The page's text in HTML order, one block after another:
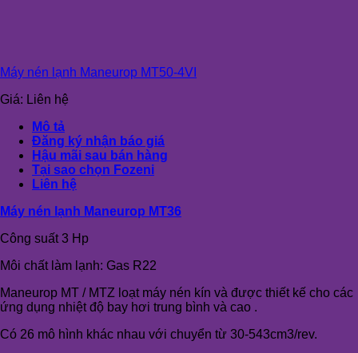
Máy nén lạnh Maneurop MT50-4VI
Giá: Liên hệ
Mô tả
Đăng ký nhận báo giá
Hậu mãi sau bán hàng
Tại sao chọn Fozeni
Liên hệ
Máy nén lạnh Maneurop MT36
Công suất 3 Hp
Môi chất làm lạnh: Gas R22
Maneurop MT / MTZ loạt máy nén kín và được thiết kế cho các
ứng dụng nhiệt độ bay hơi trung bình và cao .
Có 26 mô hình khác nhau với chuyển từ 30-543cm3/rev.